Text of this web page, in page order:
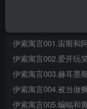
伊索寓言001.宙斯和
伊索寓言002.爱开玩
伊索寓言003.赫耳墨
伊索寓言004.被当做
伊索寓言005.蝙蝠和